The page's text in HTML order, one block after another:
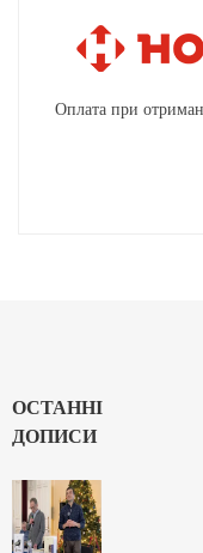
Оплата при
ОСТАННІ
ДОПИСИ